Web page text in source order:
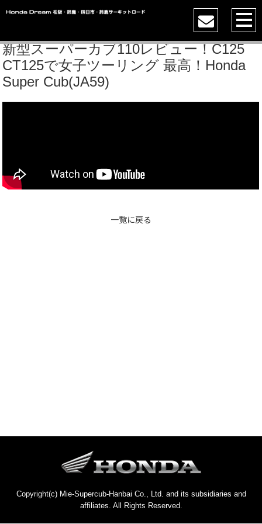
新型スーパーカブ110レビュー！C125
CT125で女子ツーリング 最高！Honda
Super Cub(JA59)
一覧に戻る
Copyright(c) Mie-Supercub-Hanbai Co., Ltd. and its subsidiaries and
affiliates. All Rights Reserved.